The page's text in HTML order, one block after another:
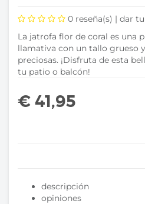
0 reseña(s) | dar
La jatrofa flor de coral es una
llamativa con un tallo grueso
preciosas. ¡Disfruta de esta
tu patio o balcón!
€ 41,95
descripción
opiniones